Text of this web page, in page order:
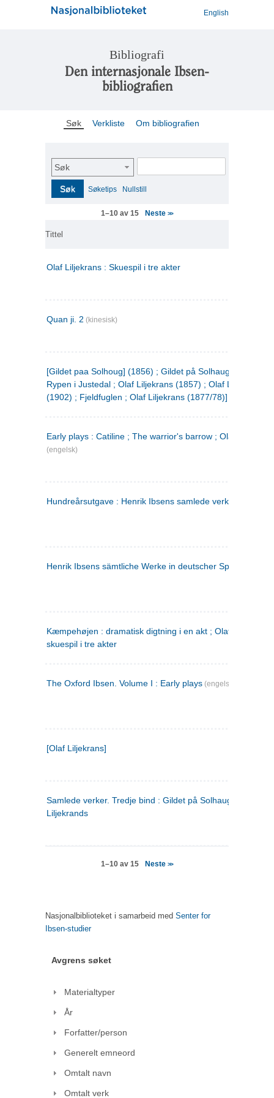
English
Bibliografi
Den internasjonale Ibsen-
bibliografien
Søk Verkliste Om bibliografien
Søk
Søk Søketips Nullstill
1–10 av 15 Neste>>
Tittel
Olaf Liljekrans : Skuespil i tre akter
Quan ji. 2 (kinesisk)
[Gildet paa Solhoug] (1856) ; Gildet på Solhaug (1883) ;
Rypen i Justedal ; Olaf Liljekrans (1857) ; Olaf Liljekrans
(1902) ; Fjeldfuglen ; Olaf Liljekrans (1877/78)]
Early plays : Catiline ; The warrior's barrow ; Olaf Liljekrans
(engelsk)
Hundreårsutgave : Henrik Ibsens samlede verker. 3
Henrik Ibsens sämtliche Werke in deutscher Sprache. 2
Kæmpehøjen : dramatisk digtning i en akt ; Olaf Liljekrans :
skuespil i tre akter
The Oxford Ibsen. Volume I : Early plays (engelsk)
[Olaf Liljekrans]
Samlede verker. Tredje bind : Gildet på Solhaug ; Olaf
Liljekrands
1–10 av 15 Neste>>
Nasjonalbiblioteket i samarbeid med Senter for
Ibsen-studier
Avgrens søket
Materialtyper
År
Forfatter/person
Generelt emneord
Omtalt navn
Omtalt verk